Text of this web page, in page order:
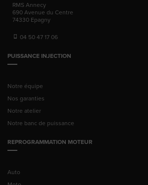
RMS Annecy
690 Avenue du Centre
74330 Epagny
04 50 47 17 06
PUISSANCE INJECTION
Notre équipe
Nos garanties
Notre atelier
Notre banc de puissance
REPROGRAMMATION MOTEUR
Auto